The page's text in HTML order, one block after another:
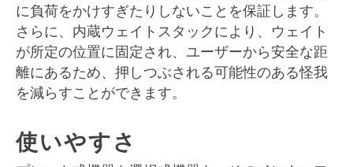
に負荷をかけすぎたりしないことを保証します。
さらに、内蔵ウェイトスタックにより、ウェイト
が所定の位置に固定され、ユーザーから安全な距
離にあるため、押しつぶされる可能性のある怪我
を減らすことができます。
使いやすさ